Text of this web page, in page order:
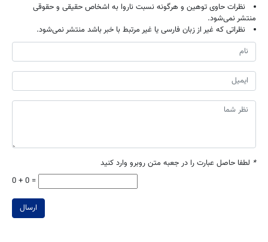
نظرات حاوی توهین و هرگونه نسبت ناروا به اشخاص حقیقی و حقوقی
منتشر نمی‌شود.
نظراتی که غیر از زبان فارسی یا غیر مرتبط با خبر باشد منتشر نمی‌شود.
* لطفا حاصل عبارت را در جعبه متن روبرو وارد کنید
0 + 0 =
ارسال